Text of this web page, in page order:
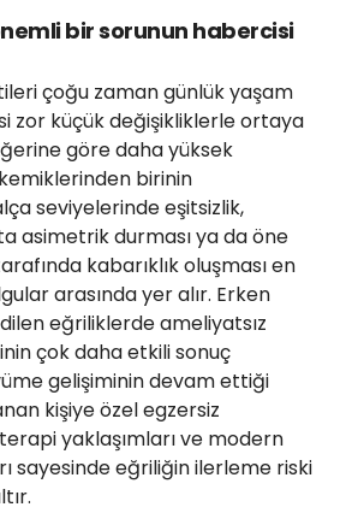
bir sorunun habercisi
çoğu zaman günlük yaşam
zor küçük değişikliklerle ortaya
göre daha yüksek
birinin
seviyelerinde eşitsizlik,
asimetrik durması ya da öne
kabarıklık oluşması en
arasında yer alır. Erken
eğriliklerde ameliyatsız
çok daha etkili sonuç
gelişiminin devam ettiği
kişiye özel egzersiz
yaklaşımları ve modern
sayesinde eğriliğin ilerleme riski